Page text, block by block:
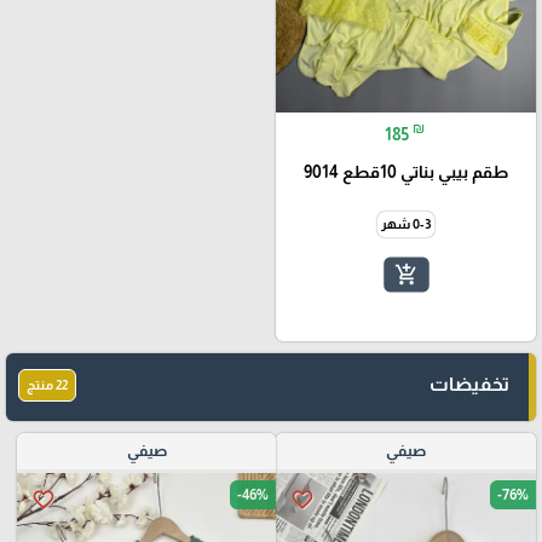
185 ₪
طقم بيبي بناتي 10قطع 9014
0-3 شهر
add_shopping_cart
تخفيضات 22 منتج
صيفي
favorite_border -76%
صيفي
favorite_border -46%